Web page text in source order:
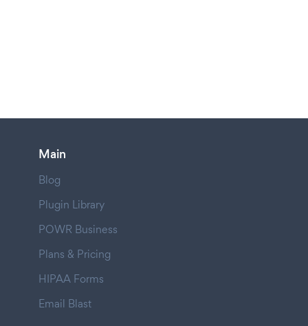
Main
Blog
Plugin Library
POWR Business
Plans & Pricing
HIPAA Forms
Email Blast